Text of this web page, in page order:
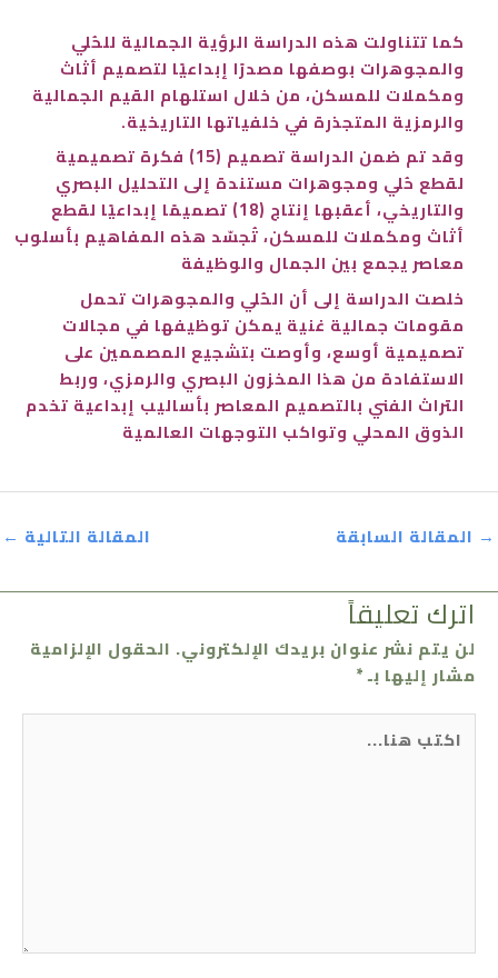
كما تتناولت هذه الدراسة الرؤية الجمالية للحُلي
والمجوهرات بوصفها مصدرًا إبداعيًا لتصميم أثاث
ومكملات للمسكن، من خلال استلهام القيم الجمالية
والرمزية المتجذرة في خلفياتها التاريخية.
وقد تم ضمن الدراسة تصميم (15) فكرة تصميمية
لقطع حُلي ومجوهرات مستندة إلى التحليل البصري
والتاريخي، أعقبها إنتاج (18) تصميمًا إبداعيًا لقطع
أثاث ومكملات للمسكن، تُجسّد هذه المفاهيم بأسلوب
معاصر يجمع بين الجمال والوظيفة
خلصت الدراسة إلى أن الحُلي والمجوهرات تحمل
مقومات جمالية غنية يمكن توظيفها في مجالات
تصميمية أوسع، وأوصت بتشجيع المصممين على
الاستفادة من هذا المخزون البصري والرمزي، وربط
التراث الفني بالتصميم المعاصر بأساليب إبداعية تخدم
الذوق المحلي وتواكب التوجهات العالمية
→ المقالة السابقة المقالة التالية ←
اترك تعليقاً
لن يتم نشر عنوان بريدك الإلكتروني. الحقول الإلزامية
مشار إليها بـ*
هنا...